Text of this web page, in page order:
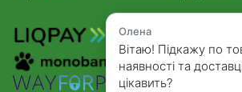
Олена
Вітаю! Підкажу по
наявності та
цікавить?